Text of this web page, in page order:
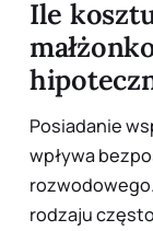
Ile
Posiadanie
wpływa
rodzaju